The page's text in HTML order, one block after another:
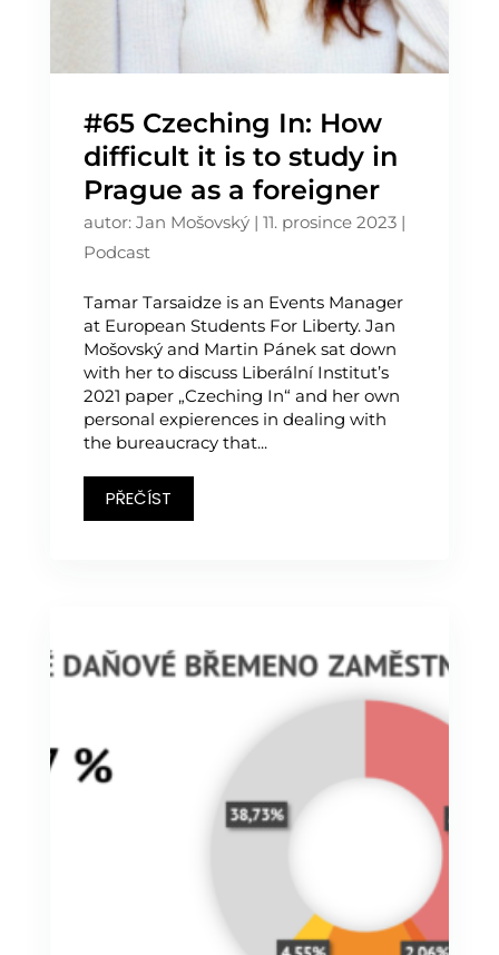
#65 Czeching In: How
difficult it is to study in
Prague as a foreigner
autor: Jan Mošovský| 11. prosince 2023|
Podcast
Tamar Tarsaidze is an Events Manager
at European Students For Liberty. Jan
Mošovský and Martin Pánek sat down
with her to discuss Liberální Institut’s
2021 paper „Czeching In“ and her own
personal expierences in dealing with
the bureaucracy that...
PŘEČÍST